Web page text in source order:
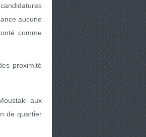
aucune
comme
proximité
aux
de quartier